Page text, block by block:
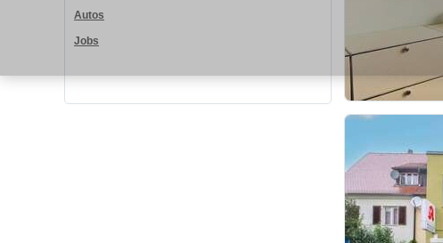
Autos
Jobs